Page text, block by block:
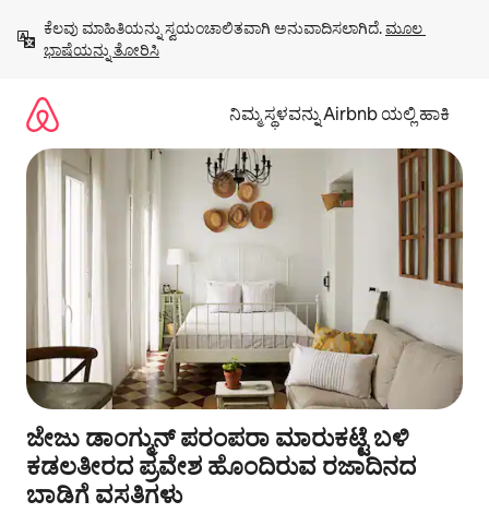
ಹೋಗಿ
ಕೆಲವು ಮಾಹಿತಿಯನ್ನು ಸ್ವಯಂಚಾಲಿತವಾಗಿ ಅನುವಾದಿಸಲಾಗಿದೆ. ಮೂಲ
ಭಾಷೆಯನ್ನು ತೋರಿಸಿ
ನಿಮ್ಮ ಸ್ಥಳವನ್ನು Airbnb ಯಲ್ಲಿ ಹಾಕಿ
ಜೇಜು ಡಾಂಗ್ಮುನ್ ಪರಂಪರಾ ಮಾರುಕಟ್ಟೆ ಬಳಿ
ಕಡಲತೀರದ ಪ್ರವೇಶ ಹೊಂದಿರುವ ರಜಾದಿನದ
ಬಾಡಿಗೆ ವಸತಿಗಳು